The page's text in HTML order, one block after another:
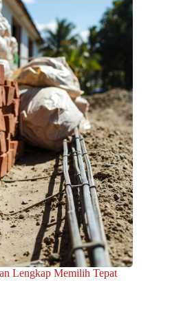
Lengkap Memilih Tepat